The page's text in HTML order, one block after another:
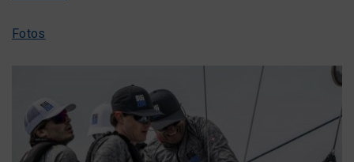
Fotos